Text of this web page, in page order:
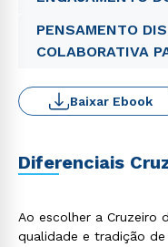
PENSAMENTO
COLABORATIVA
Baixar Ebook
Diferenciais
Ao escolher a Cruzeiro
qualidade e tradição
Estou de acordo
envio de conteúdos